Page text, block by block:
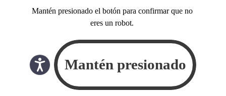
Mantén presionado el botón para confirmar que no
eres un robot.